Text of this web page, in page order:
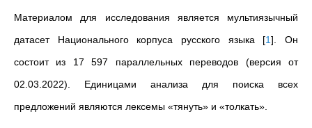
Материалом для исследования является мультиязычный
датасет Национального корпуса русского языка [1] . Он
состоит из 17 597 параллельных переводов (версия от
02.03.2022). Единицами анализа для поиска всех
предложений являются лексемы «тянуть» и «толкать»